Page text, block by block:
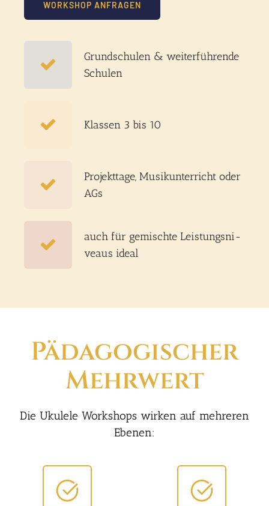
WORKSHOP ANFRAGEN
Grund­schu­len & wei­ter­füh­ren­de
Schu­len
Klas­sen 3 bis 10
Pro­jekt­ta­ge, Musik­un­ter­richt oder
AGs
auch für gemisch­te Leis­tungs­ni­
veaus ide­al
Päd­ago­gi­scher
Mehr­wert
Die Uku­le­le Work­shops wir­ken auf meh­re­ren
Ebe­nen: